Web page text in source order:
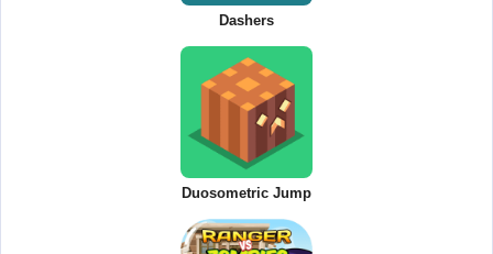
Dashers
Duosometric Jump